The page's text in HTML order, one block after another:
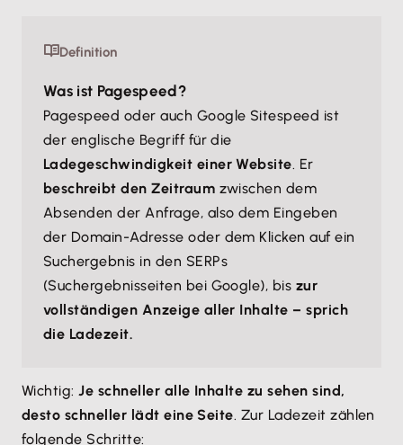
Definition
Was ist Pagespeed?
Pagespeed oder auch Google Sitespeed ist
der englische Begriff für die
Ladegeschwindigkeit einer Website. Er
beschreibt den Zeitraum zwischen dem
Absenden der Anfrage, also dem Eingeben
der Domain-Adresse oder dem Klicken auf ein
Suchergebnis in den SERPs
(Suchergebnisseiten bei Google), bis zur
vollständigen Anzeige aller Inhalte – sprich
die Ladezeit.
Wichtig:Je schneller alle Inhalte zu sehen sind,
desto schneller lädt eine Seite. Zur Ladezeit zählen
folgende Schritte: